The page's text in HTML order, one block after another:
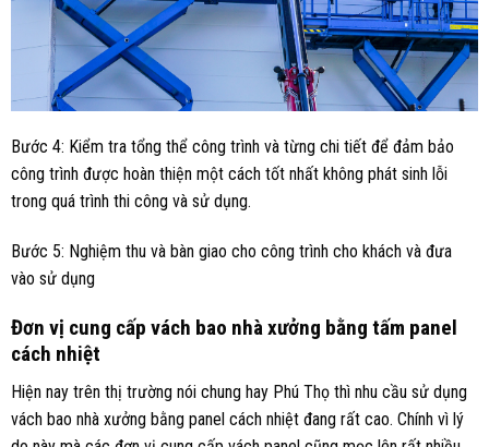
Bước 4: Kiểm tra tổng thể công trình và từng chi tiết để đảm bảo
công trình được hoàn thiện một cách tốt nhất không phát sinh lỗi
trong quá trình thi công và sử dụng.
Bước 5: Nghiệm thu và bàn giao cho công trình cho khách và đưa
vào sử dụng
Đơn vị cung cấp vách bao nhà xưởng bằng tấm panel
cách nhiệt
Hiện nay trên thị trường nói chung hay Phú Thọ thì nhu cầu sử dụng
vách bao nhà xưởng bằng panel cách nhiệt đang rất cao. Chính vì lý